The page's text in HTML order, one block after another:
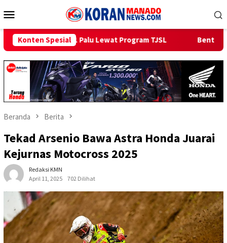
ke
Mobile
Konten Spesial
Program TJSL Bentangkan Kabel Laut 1,95 KMS,
Beranda Berita
Tekad Arsenio Bawa Astra Honda Juarai
Kejurnas Motocross 2025
Redaksi KMN
April 11, 2025
702 Dilihat